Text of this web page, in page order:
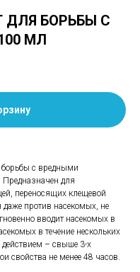
ДЛЯ БОРЬБЫ С
МЛ
с вредными
для
переносящих клещевой
против насекомых, не
вводит насекомых в
в течение нескольких
– свыше 3-х
свойства не менее 48 часов.